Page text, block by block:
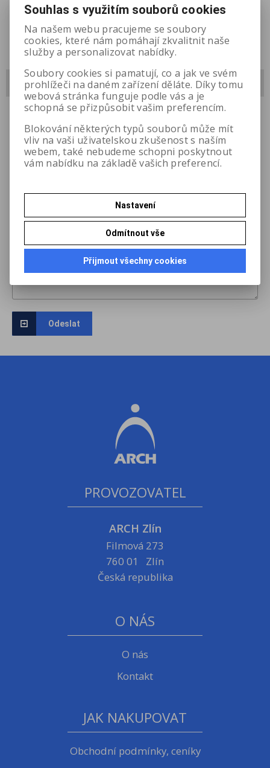
Dotaz na výrobek
Váš email*
Město:
Odeslat
PROVOZOVATEL
ARCH Zlín
Filmová 273
760 01 Zlín
Česká republika
O NÁS
O nás
Kontakt
JAK NAKUPOVAT
Obchodní podmínky, ceníky
Souhlas s využitím souborů cookies
Na našem webu pracujeme se soubory
cookies, které nám pomáhají zkvalitnit naše
služby a personalizovat nabídky.
Soubory cookies si pamatují, co a jak ve svém
prohlížeči na daném zařízení děláte. Díky tomu
webová stránka funguje podle vás a je
schopná se přizpůsobit vašim preferencím.
Blokování některých typů souborů může mít
vliv na vaši uživatelskou zkušenost s naším
webem, také nebudeme schopni poskytnout
vám nabídku na základě vašich preferencí.
Nastavení
Odmítnout vše
Přijmout všechny cookies